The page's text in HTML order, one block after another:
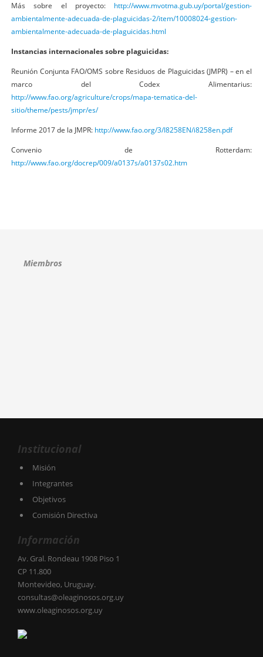
Más sobre el proyecto: http://www.mvotma.gub.uy/portal/gestion-
ambientalmente-adecuada-de-plaguicidas-2/item/10008024-gestion-
ambientalmente-adecuada-de-plaguicidas.html
Instancias internacionales sobre plaguicidas:
Reunión Conjunta FAO/OMS sobre Residuos de Plaguicidas (JMPR) – en el
marco del Codex Alimentarius:
http://www.fao.org/agriculture/crops/mapa-tematica-del-
sitio/theme/pests/jmpr/es/
Informe 2017 de la JMPR: http://www.fao.org/3/I8258EN/i8258en.pdf
Convenio de Rotterdam:
http://www.fao.org/docrep/009/a0137s/a0137s02.htm
Miembros
Institucional
Misión
Integrantes
Objetivos
Comisión Directiva
Información
Av. Gral. Rondeau 1908 Piso 1
CP 11.800
Montevideo, Uruguay.
consultas@oleaginosos.org.uy
www.oleaginosos.org.uy